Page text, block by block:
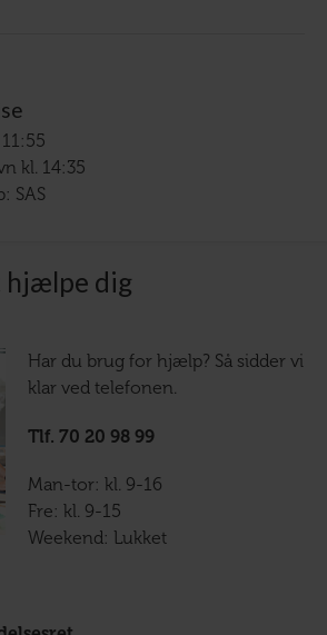
kl. 14:35
SAS
hjælpe dig
Har du brug for hjælp? Så sidder vi
klar ved telefonen.
Tlf. 70 20 98 99
Man-tor: kl. 9-16
Fre: kl. 9-15
Weekend: Lukket